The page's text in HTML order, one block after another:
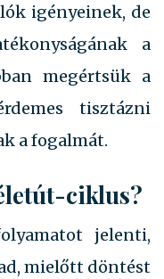
igényeinek, de
a
megértsük a
tisztázni
a fogalmát.
ciklus?
jelenti,
mielőtt döntést